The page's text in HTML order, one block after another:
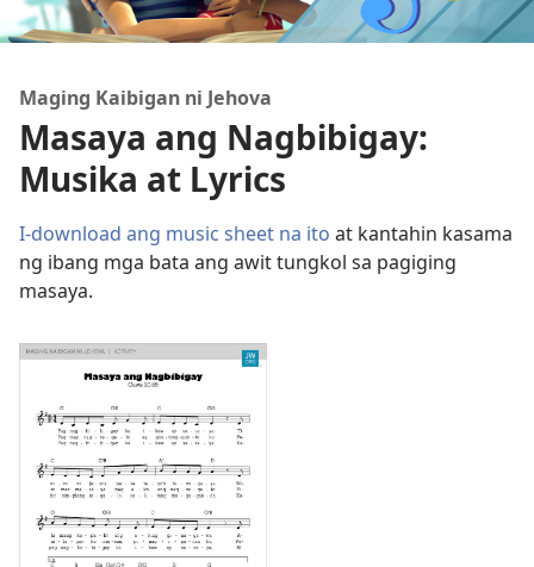
Maging Kaibigan ni Jehova
Masaya ang Nagbibigay:
Musika at Lyrics
I-download ang music sheet na ito at kantahin kasama
ng ibang mga bata ang awit tungkol sa pagiging
masaya.